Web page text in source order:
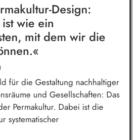
Design:
wie ein
mit dem wir die
für die Gestaltung nachhaltiger
und Gesellschaften: Das
Permakultur. Dabei ist die
systematischer